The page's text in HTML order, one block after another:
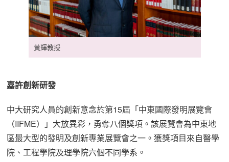
黃輝教授
嘉許創新研發
中大研究人員的創新意念於第15屆「中東國際發明展覽會
（IIFME）」大放異彩，勇奪八個獎項。該展覽會為中東地
區最大型的發明及創新專業展覽會之一。獲獎項目來自醫學
院、工程學院及理學院六個不同學系。